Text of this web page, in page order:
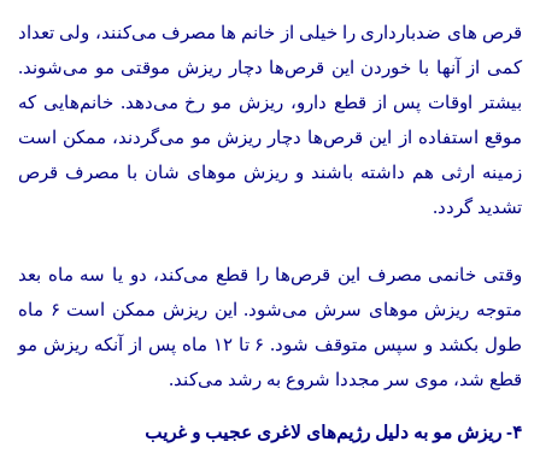
قرص های ضدبارداری را خیلی از خانم ها مصرف می‌کنند، ولی تعداد
کمی از آنها با خوردن این قرص‌ها دچار ریزش موقتی مو می‌شوند.
بیشتر اوقات پس از قطع دارو، ریزش مو رخ می‌دهد. خانم‌هایی که
موقع استفاده از این قرص‌ها دچار ریزش مو می‌گردند، ممکن است
زمینه ارثی هم داشته باشند و ریزش موهای شان با مصرف قرص‌
تشدید گردد.
وقتی خانمی مصرف این قر‌ص‌ها را قطع می‌کند، دو یا سه ماه بعد
متوجه ریزش موهای سرش می‌شود. این ریزش ممکن است ۶ ماه
طول بکشد و سپس متوقف شود. ۶ تا ۱۲ ماه پس از آنکه ریزش مو
قطع شد، موی سر مجددا شروع به رشد می‌کند.
۴- ریزش مو به دلیل رژیم‌های لاغری عجیب و غریب